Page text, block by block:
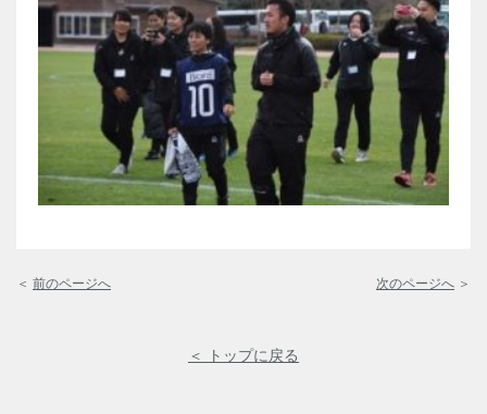
＜ 前のページへ 次のページへ ＞
＜ トップに戻る